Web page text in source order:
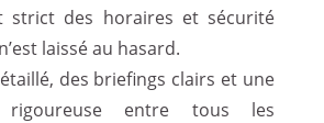
strict des horaires et sécurité
laissé au hasard.
des briefings clairs et une
rigoureuse entre tous les